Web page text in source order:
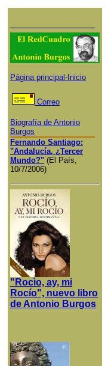
Página principal-Inicio
Correo
Biografía de Antonio
Burgos
Fernando Santiago:
"Andalucía, ¿Tercer
Mundo?" (El País,
10/7/2006)
"Rocìo, ay, mi
Rocío", nuevo libro
de Antonio Burgos